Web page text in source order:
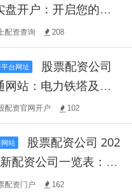
盘开户：开启您的财
之旅
配资查询 208
台网址
网站：电力铁塔及钢
决方案专家
配资官网开户 102
站
配资公司一览表：专
、可靠的配资服务
配资门户 162